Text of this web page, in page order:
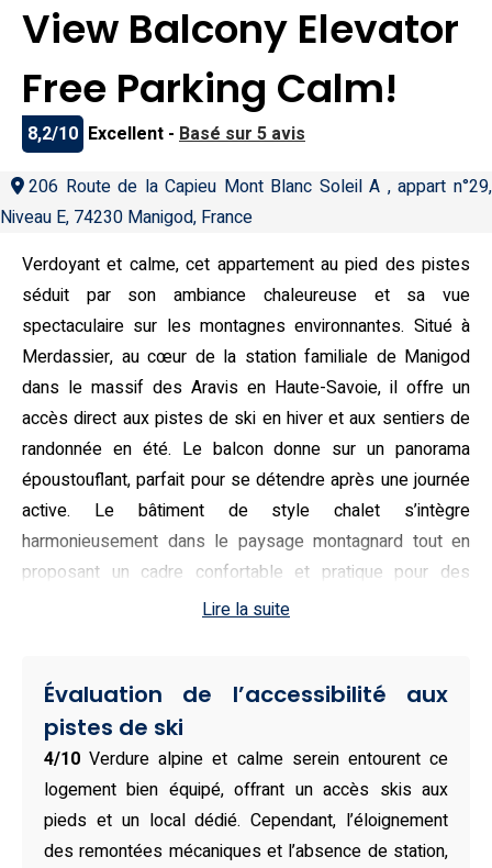
View Balcony Elevator
Free Parking Calm!
8,2/10 Excellent - Basé sur 5 avis
206 Route de la Capieu Mont Blanc Soleil A , appart n°29,
Niveau E, 74230 Manigod, France
Verdoyant et calme, cet appartement au pied des pistes
séduit par son ambiance chaleureuse et sa vue
spectaculaire sur les montagnes environnantes. Situé à
Merdassier, au cœur de la station familiale de Manigod
dans le massif des Aravis en Haute-Savoie, il offre un
accès direct aux pistes de ski en hiver et aux sentiers de
randonnée en été. Le balcon donne sur un panorama
époustouflant, parfait pour se détendre après une journée
active. Le bâtiment de style chalet s’intègre
harmonieusement dans le paysage montagnard tout en
proposant un cadre confortable et pratique pour des
peut accueillir jusqu’à cinq personnes. L’espace comprend
une chambre avec un lit double sous pente, une chambre
triple équipée de lits simples et superposés, ainsi qu’un
salon muni d’un canapé-lit. La cuisine est entièrement
équipée — lave-vaisselle, four, micro-ondes, plaque de
cuisson, machine à café — pour offrir une autonomie totale.
Lire la suite
Évaluation de l’accessibilité aux
pistes de ski
4/10 Verdure alpine et calme serein entourent ce
logement bien équipé, offrant un accès skis aux
pieds et un local dédié. Cependant, l’éloignement
des remontées mécaniques et l’absence de station,